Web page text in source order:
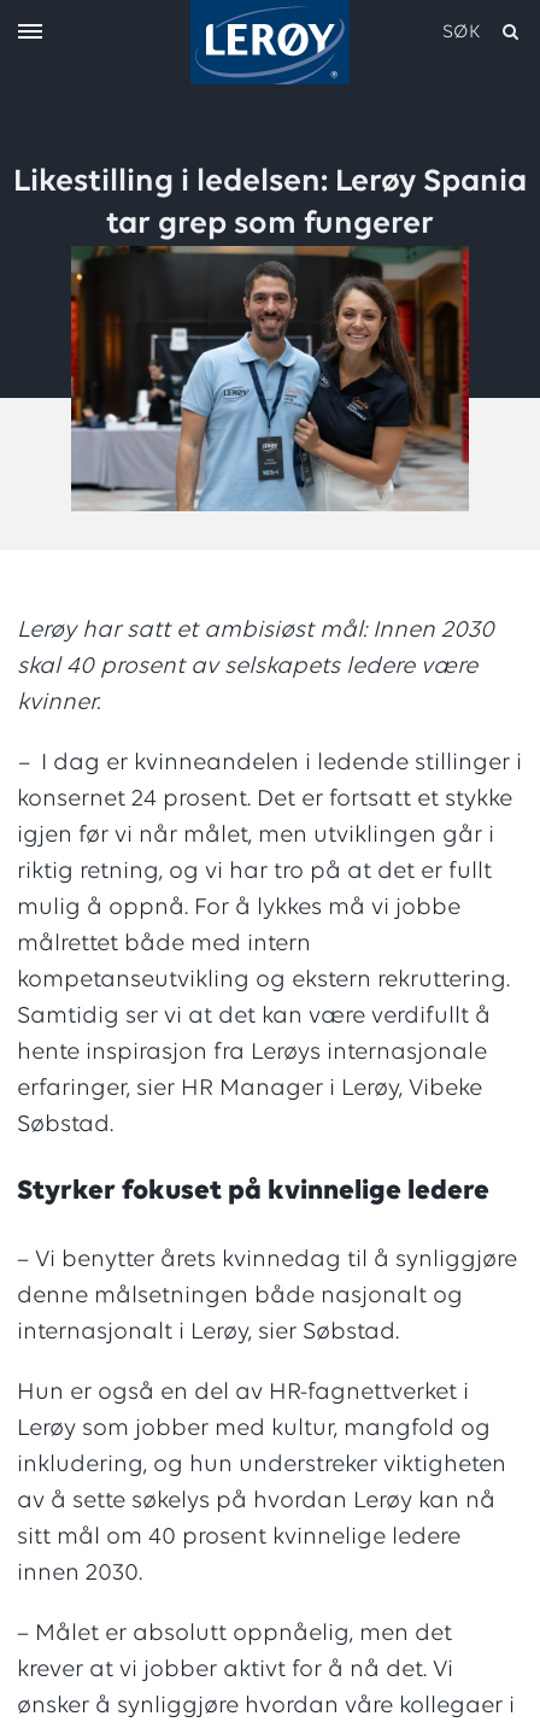
SØK
Skriv inn søket i feltet over
Likestilling i ledelsen: Lerøy Spania
tar grep som fungerer
Lerøy har satt et ambisiøst mål: Innen 2030
skal 40 prosent av selskapets ledere være
kvinner.
–I dag er kvinneandelen i ledende stillinger i
konsernet 24 prosent. Det er fortsatt et stykke
igjen før vi når målet, men utviklingen går i
riktig retning, og vi har tro på at det er fullt
mulig å oppnå. For å lykkes må vi jobbe
målrettet både med intern
kompetanseutvikling og ekstern rekruttering.
Samtidig ser vi at det kan være verdifullt å
hente inspirasjon fra Lerøys internasjonale
erfaringer, sier HR Manager i Lerøy, Vibeke
Søbstad.
Styrker fokuset på kvinnelige ledere
– Vi benytter årets kvinnedag til å synliggjøre
denne målsetningen både nasjonalt og
internasjonalt i Lerøy, sier Søbstad.
Hun er også en del av HR-fagnettverket i
Lerøy som jobber med kultur, mangfold og
inkludering, og hun understreker viktigheten
av å sette søkelys på hvordan Lerøy kan nå
sitt mål om 40 prosent kvinnelige ledere
innen 2030.
– Målet er absolutt oppnåelig, men det
krever at vi jobber aktivt for å nå det. Vi
ønsker å synliggjøre hvordan våre kollegaer i